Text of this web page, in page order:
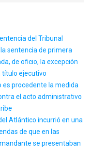
del Tribunal
sentencia de primera
de oficio, la excepción
ejecutivo
es procedente la medida
el acto administrativo
Atlántico incurrió en una
de que en las
se presentaban